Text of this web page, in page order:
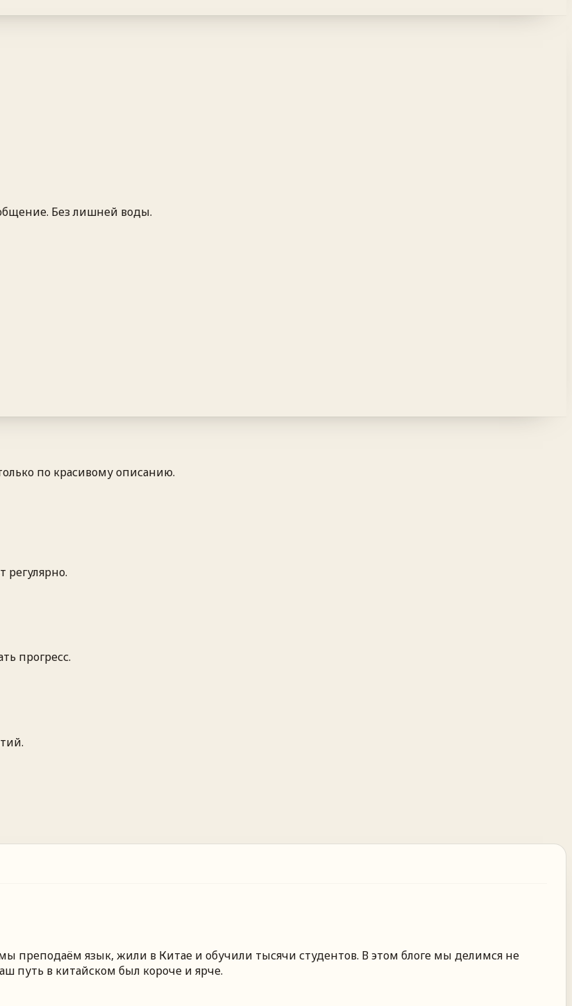
Без лишней воды.
по красивому описанию.
регулярно.
прогресс.
преподаём язык, жили в Китае и обучили тысячи студентов. В этом блоге мы делимся не
путь в китайском был короче и ярче.